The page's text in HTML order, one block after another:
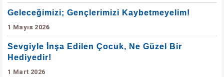
Geleceğimizi; Gençlerimizi Kaybetmeyelim!
1 Mayıs 2026
Sevgiyle İnşa Edilen Çocuk, Ne Güzel Bir
Hediyedir!
1 Mart 2026